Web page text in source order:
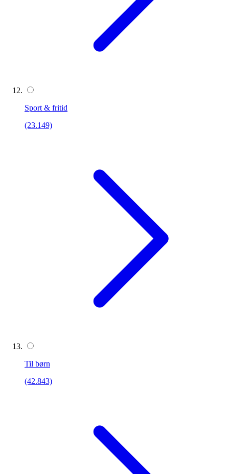
Sport & fritid
(23.149)
Til børn
(42.843)